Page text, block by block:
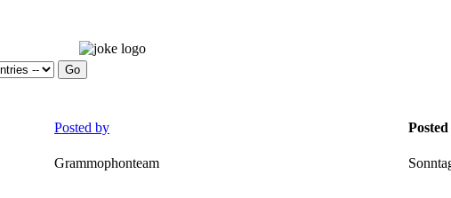
Posted by
Posted
Grammophonteam